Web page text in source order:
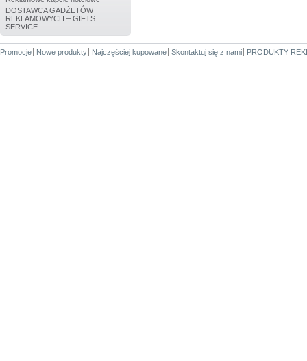
DOSTAWCA GADŻETÓW
REKLAMOWYCH – GIFTS
SERVICE
Promocje Nowe produkty Najczęściej kupowane Skontaktuj się z nami PRODUKTY